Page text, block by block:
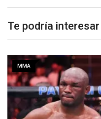
Te podría interesar
MMA